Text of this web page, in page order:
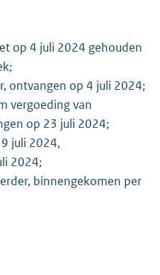
op 4 juli 2024 gehouden
ontvangen op 4 juli 2024;
vergoeding van
op 23 juli 2024;
juli 2024,
2024;
binnengekomen per